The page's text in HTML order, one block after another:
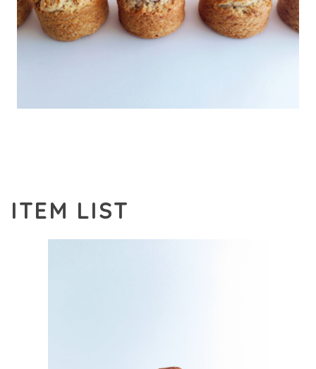
ITEM LIST